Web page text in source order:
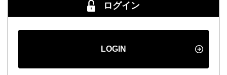
ログイン
LOGIN